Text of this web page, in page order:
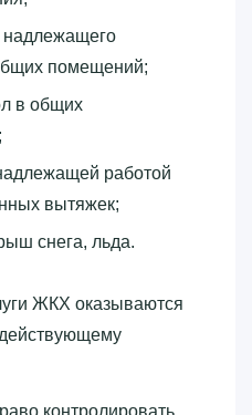
надлежащего
помещений;
в общих
работой
вытяжек;
снега, льда.
ЖКХ оказываются